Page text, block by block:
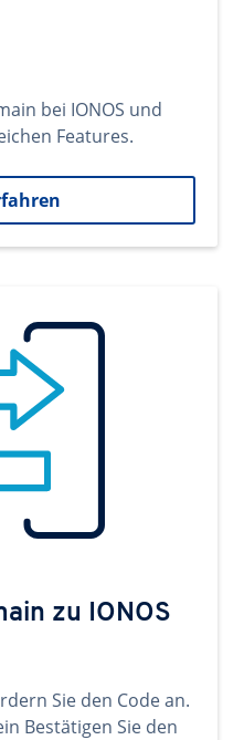
bei IONOS und
Features.
zu IONOS
Sie den Code an.
Bestätigen Sie den